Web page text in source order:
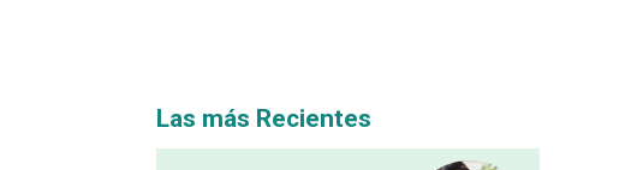
Las más Recientes